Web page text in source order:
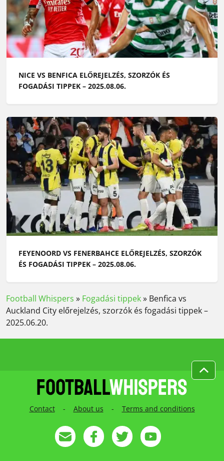
NICE VS BENFICA ELŐREJELZÉS, SZORZÓK ÉS
FOGADÁSI TIPPEK – 2025.08.06.
FEYENOORD VS FENERBAHCE ELŐREJELZÉS, SZORZÓK
ÉS FOGADÁSI TIPPEK – 2025.08.06.
Football Whispers » Fogadási tippek» Benfica vs
Auckland City előrejelzés, szorzók és fogadási tippek –
2025.06.20.
Contact - About us - Terms and conditions